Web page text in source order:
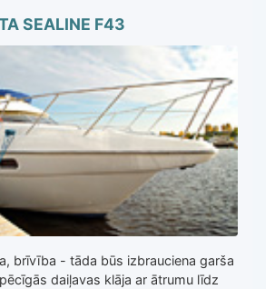
SEALINE F43
brīvība - tāda būs izbrauciena garša
daiļavas klāja ar ātrumu līdz